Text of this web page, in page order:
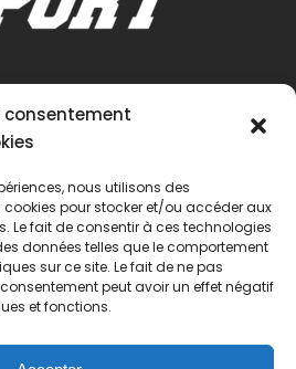
consentement
nous utilisons des
pour stocker et/ou accéder aux
Le fait de consentir à ces technologies
données telles que le comportement
sur ce site. Le fait de ne pas
peut avoir un effet négatif
et fonctions.